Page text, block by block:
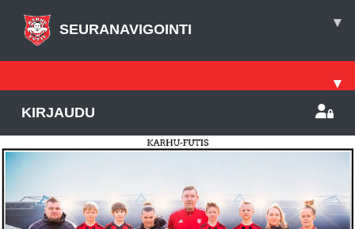
SEURANAVIGOINTI ▾
▾
KIRJAUDU